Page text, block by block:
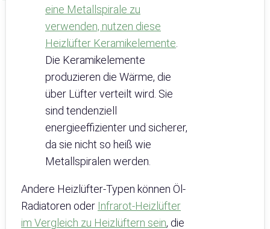
eine Metallspirale zu
verwenden, nutzen diese
Heizlüfter Keramikelemente
Die Keramikelemente
produzieren die Wärme, die
über Lüfter verteilt wird. Sie
sind tendenziell
energieeffizienter und sicherer,
da sie nicht so heiß wie
Metallspiralen werden.
Andere Heizlüfter-Typen können Öl-
Radiatoren oder Infrarot-Heizlüfter
im Vergleich zu Heizlüftern sein, die